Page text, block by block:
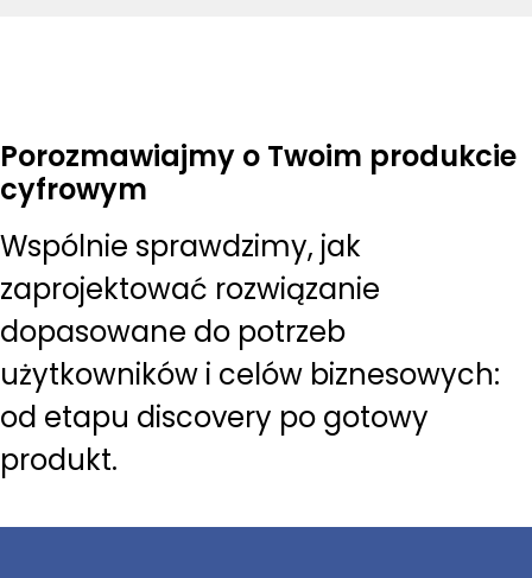
Porozmawiajmy o Twoim produkcie
cyfrowym
Wspólnie sprawdzimy, jak
zaprojektować rozwiązanie
dopasowane do potrzeb
użytkowników i celów biznesowych:
od etapu discovery po gotowy
produkt.